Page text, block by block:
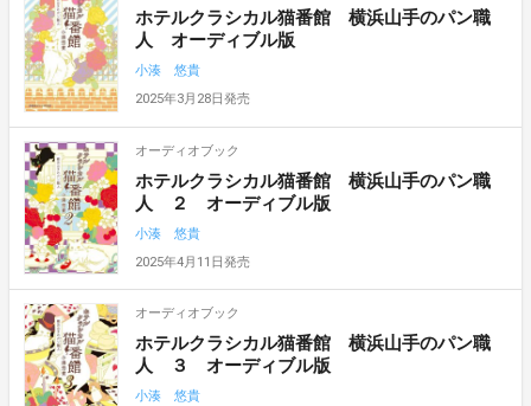
ホテルクラシカル猫番館 横浜山手のパン職
人 オーディブル版
小湊 悠貴
2025年3月28日発売
オーディオブック
ホテルクラシカル猫番館 横浜山手のパン職
人 ２ オーディブル版
小湊 悠貴
2025年4月11日発売
オーディオブック
ホテルクラシカル猫番館 横浜山手のパン職
人 ３ オーディブル版
小湊 悠貴